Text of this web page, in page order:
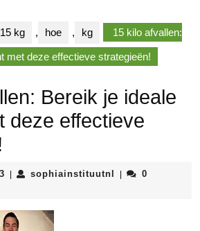
15 kg , hoe , kg 15 kilo afvallen:
met deze effectieve strategieën!
Bereik je ideale
deze effectieve
07
sophiainstituutnl sophiainstituutnl
0